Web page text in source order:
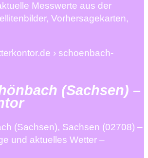
Messwerte aus der
Vorhersagekarten,
› schoenbach-
(Sachsen) –
(Sachsen), Sachsen (02708) –
und aktuelles Wetter –